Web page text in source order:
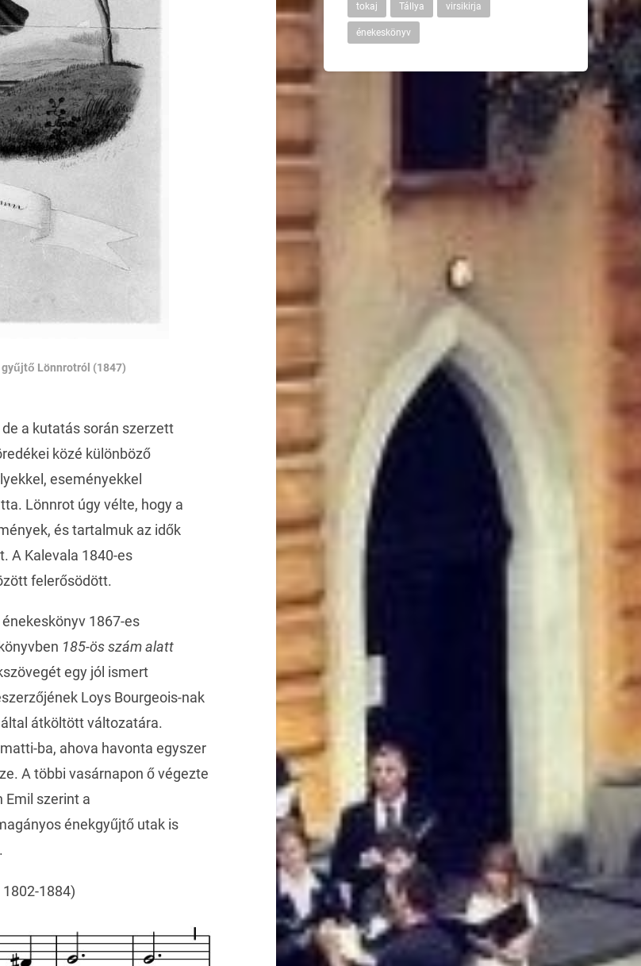
Lönnrotról (1847)
a kutatás során szerzett
közé különböző
eseményekkel
Lönnrot úgy vélte, hogy a
és tartalmuk az idők
A Kalevala 1840-es
felerősödött.
1867-es
185-ös szám alatt
egy jól ismert
Loys Bourgeois-nak
átköltött változatára.
ba, ahova havonta egyszer
A többi vasárnapon ő végezte
Emil szerint a
énekgyűjtő utak is
1884)
tokaj Tállya virsikirja
énekeskönyv